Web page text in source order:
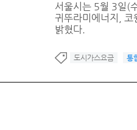
서울시는 5월 3일(
귀뚜라미에너지,
밝혔다.
도시가스요금 통